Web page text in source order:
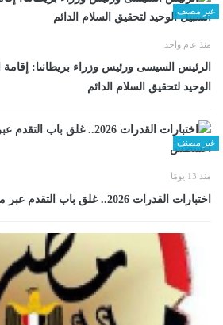
غير مصنف
منذ عام واحد
الرئيس السيسى ورئيس وزراء بريطانىا: إقامة
الوحيد لتحقيق السلام الدائم
غير مصنف
منذ 13 يومًا
اختبارات القدرات 2026.. غلق باب التقدم عبر موقع التنسيق 6 أغسطس